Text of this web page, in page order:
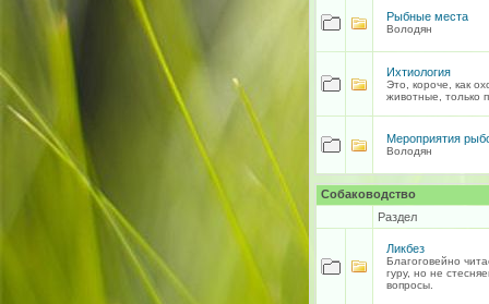
Рыбные места
Володян
Ихтиология
Это, короче, как
животные, только
Мероприятия
Володян
Собаководство
Раздел
Ликбез
Благоговейно
гуру, но не
вопросы.